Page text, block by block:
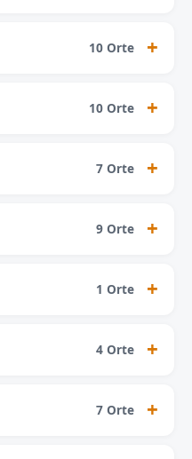
10 Orte
10 Orte
7 Orte
9 Orte
1 Orte
4 Orte
7 Orte